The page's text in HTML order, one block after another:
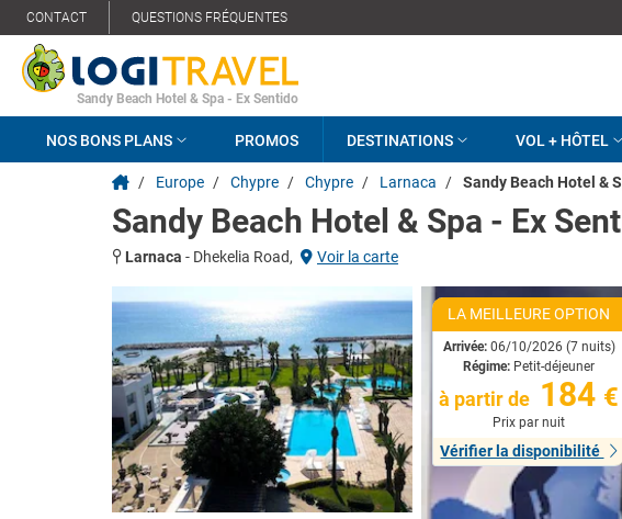
CONTACT QUESTIONS FRÉQUENTES
Sandy Beach Hotel & Spa - Ex Sentido
NOS BONS PLANS PROMOS DESTINATIONS VOL + HÔTEL
/ Europe / Chypre / Chypre / Larnaca / Sandy Beach Hotel &
Sandy Beach Hotel & Spa - Ex
Larnaca - Dhekelia Road, Voir la carte
LA MEILLEURE OPTION
Arrivée: 06/10/2026 (7 nuits)
Régime: Petit-déjeuner
à partir de 184 €
Prix par nuit
Vérifier la disponibilité